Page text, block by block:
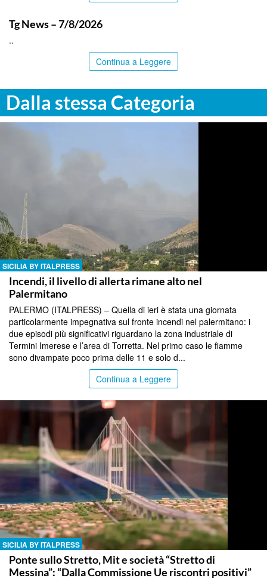
Tg News – 7/8/2026
..
Continua a Leggere
Dalla stessa Categoria
SICILIA BY ITALPRESS
Incendi, il livello di allerta rimane alto nel
Palermitano
PALERMO (ITALPRESS) – Quella di ieri è stata una giornata
particolarmente impegnativa sul fronte incendi nel palermitano: i
due episodi più significativi riguardano la zona industriale di
Termini Imerese e l’area di Torretta. Nel primo caso le fiamme
sono divampate poco prima delle 11 e solo d...
Continua a Leggere
SICILIA BY ITALPRESS
Ponte sullo Stretto, Mit e società “Stretto di
Messina”: “Dalla Commissione Ue riscontri positivi”